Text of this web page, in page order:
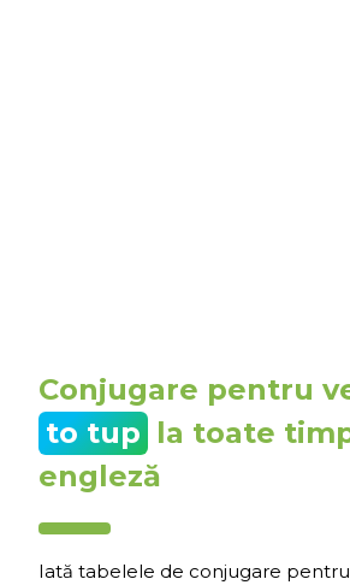
Conjugare pentru
to tup la toate
engleză
Iată tabelele de conjugare